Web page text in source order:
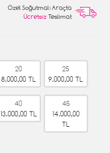
Özel Soğutmalı Araçta
Ücretsiz Teslimat
20
8.000,00 TL
25
9.000,00 TL
40
13.000,00 TL
45
14.000,00
TL